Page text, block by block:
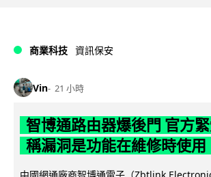
商業科技 資訊保安
Vin 21 小時
智博通路由器爆後門 官方
稱漏洞是功能在維修時使用